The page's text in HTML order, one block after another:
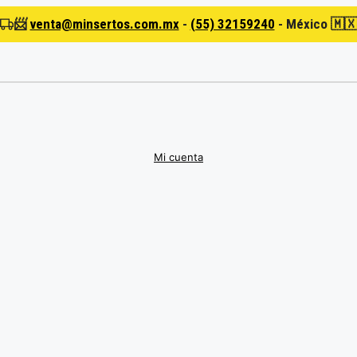
📨venta@minsertos.com.mx- (55) 32159240 - México 🇲🇽
Mi cuenta